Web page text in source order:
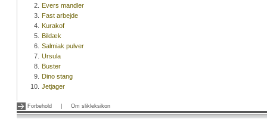
2. Evers mandler
3. Fast arbejde
4. Kurakof
5. Bildæk
6. Salmiak pulver
7. Ursula
8. Buster
9. Dino stang
10. Jetjager
Forbehold Om slikleksikon